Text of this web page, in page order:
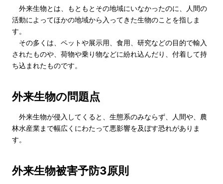
外来生物とは、もともとその地域にいなかったのに、人間の
活動によってほかの地域から入ってきた生物のことを指しま
す。
その多くは、ペットや展示用、食用、研究などの目的で輸入
されたものや、荷物や乗り物などに紛れ込んだり、付着して持
ち込まれたものです。
外来生物の問題点
外来生物が侵入してくると、生態系のみならず、人間や、農
林水産業まで幅広くにわたって悪影響を及ぼす恐れがありま
す。
外来生物被害予防3原則